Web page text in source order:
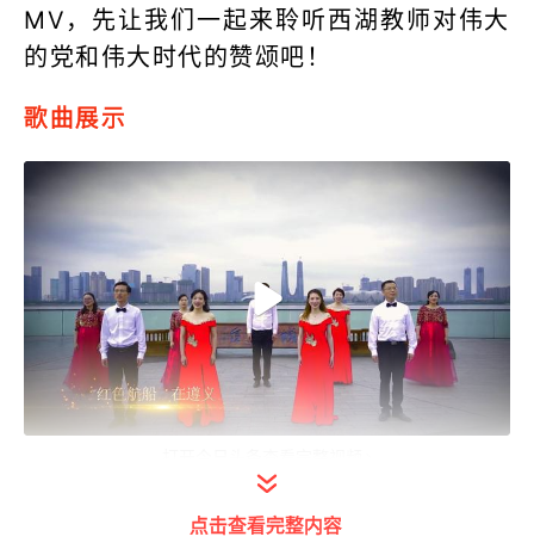
MV，先让我们一起来聆听西湖教师对伟大
的党和伟大时代的赞颂吧！
歌曲展示
在民进杭州市委会和民进西湖区基委会
点击查看完整内容